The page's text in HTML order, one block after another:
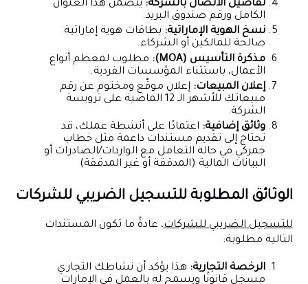
تفاصيل الاتصال بالشركة: يتضمن هذا العنوان
الكامل ورقم صندوق البريد.
نسخ الهوية الإماراتية: بطاقات هوية إماراتية
صالحة للمالكين أو الشركاء.
مذكرة التأسيس (MOA):
مطلوب لمعظم أنواع
الأعمال، باستثناء المؤسسات الفردية.
إعلان المبيعات:إعلان موقّع ومختوم عن رقم
مبيعاتك للأشهر الـ 12 الماضية على ترويسة
الشركة.
وثائق إضافية: اعتمادًا على أنشطة عملك، قد
تحتاج إلى تقديم مستندات داعمة مثل خطاب
جمركي في حالة التعامل مع الواردات/الصادرات أو
البيانات المالية (المدققة أو غير المدققة)
الوثائق المطلوبة للتسجيل الضريبي للشركات
للتسجيل الضريبي للشركات، عادةً ما تكون المستندات
التالية مطلوبة:
الرخصة التجارية: هذا يؤكد أن نشاطك التجاري
مسجل قانونًا ويسمح له بالعمل في الإمارات